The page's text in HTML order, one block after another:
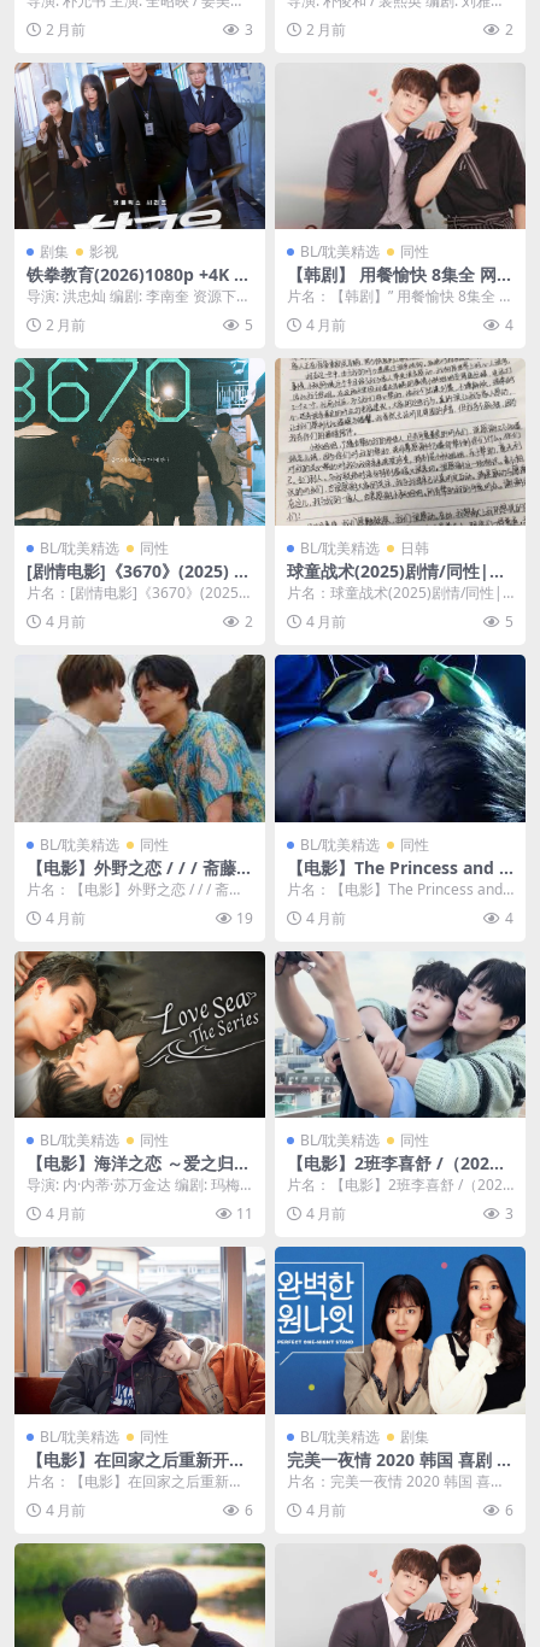
白善浩 / 玄宇锡 / 李孝制 ...
2 月前 3
夸克网盘
资源下载：21世纪大君夫人下载阿
里云...2 月前 2
剧集 影视
铁拳教育(2026)1080p +4K H
DR S01全 杜比全景声-夸克网
盘
导演: 洪忠灿 编剧: 李南奎 资源下
载：铁拳教育下载阿里云盘,百度云
盘,免费在...
2 月前 5
BL/耽美精选 同性
【韩剧】 用餐愉快 8集全 网盘
保存 夸克网盘保存（2023）
爱情 同性 夸克网盘保存
片名：【韩剧】” 用餐愉快 8集全 ”
网盘保存 夸克网...
4 月前 4
BL/耽美精选 同性
[剧情电影]《3670》(2025) 夸
克网盘1080P高清资源下载
片名：[剧情电影]《3670》(2025)
夸克网盘1080P高清资源下载 分
类...4 月前 2
BL/耽美精选 日韩
球童战术(2025)剧情/同性|金
恩惠|韩国情感力作
片名：球童战术(2025)剧情/同性|
金恩惠|韩国情感力作 分类：电影
年份：2...
4 月前 5
BL/耽美精选 同性
【电影】外野之恋 / / / 斋藤康
嘉（2013） 网盘保存
片名：【电影】外野之恋 / / / 斋藤
康嘉（2013） 网盘保存 分类：电
影 ...4 月前 19
BL/耽美精选 同性
【电影】The Princess and t
he Magic Birds 短片 Fuyuhi
片名：【电影】The Princess and t
he Magic Birds ...
4 月前 4
BL/耽美精选 同性
【电影】海洋之恋 ～爱之归处
（2025） 网盘保存
导演: 内·内蒂·苏万金达 编剧: 玛梅
主演: 提提蓬·辛纳格 / 瓦苏通·柴...
4 月前 11
BL/耽美精选 同性
【电影】2班李喜舒 /（202
5） 电影 电影 网盘保存
片名：【电影】2班李喜舒 /（202
5） 电影 电影 网盘保存 分类：电影
年份...4 月前 3
BL/耽美精选 同性
【电影】在回家之后重新开始
（2020） 网盘保存
片名：【电影】在回家之后重新开
始（2020） 网盘保存 分类：电影
年份：202...
4 月前 6
BL/耽美精选 剧集
完美一夜情 2020 韩国 喜剧 短
片 同性 夸克网盘
片名：完美一夜情 2020 韩国 喜剧
短片 同性 ??? ??? ??? 分类...
4 月前 6